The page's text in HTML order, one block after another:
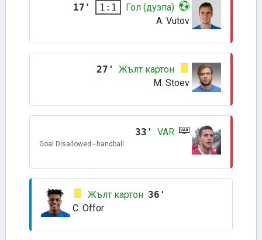
17' 1:1
Гол (дузпа)
A. Vutov
27'
Жълт картон
M. Stoev
33' VAR
Goal Disallowed - handball
Жълт картон 36'
C. Offor